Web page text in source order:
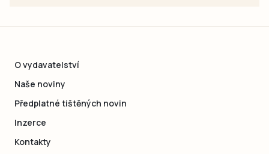
O vydavatelství
Naše noviny
Předplatné tištěných novin
Inzerce
Kontakty